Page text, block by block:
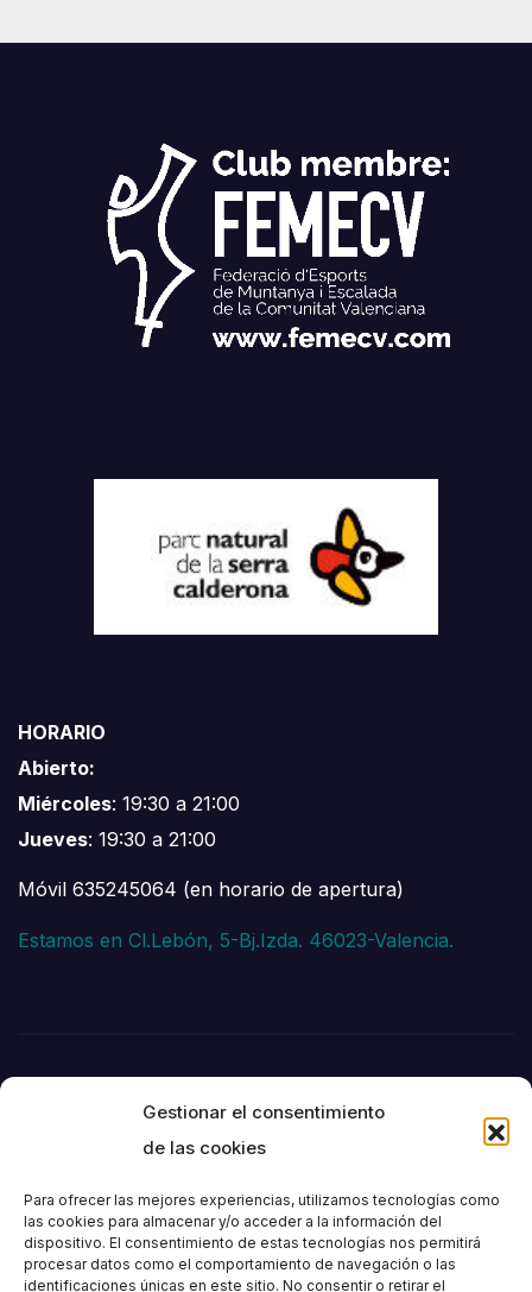
Gestionar el consentimiento
de las cookies
Para ofrecer las mejores experiencias, utilizamos tecnologías como
las cookies para almacenar y/o acceder a la información del
dispositivo. El consentimiento de estas tecnologías nos permitirá
procesar datos como el comportamiento de navegación o las
identificaciones únicas en este sitio. No consentir o retirar el
HORARIO
Abierto:
Miércoles: 19:30 a 21:00
Jueves: 19:30 a 21:00
Móvil 635245064 (en horario de apertura)
Estamos en Cl.Lebón, 5-Bj.Izda. 46023-Valencia.
Societat